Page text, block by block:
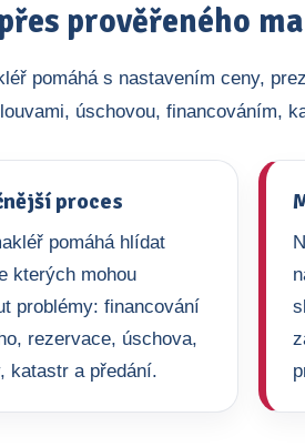
prověřeného
pomáhá s nastavením ceny,
úschovou, financováním,
proces
pomáhá hlídat
kterých mohou
problémy: financování
rezervace, úschova,
katastr a předání.